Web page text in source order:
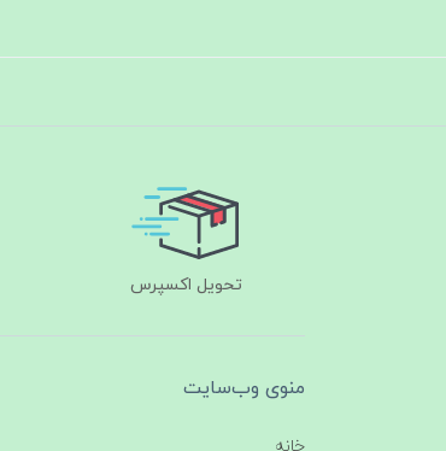
تحویل اکسپرس
منوی وب‌سایت